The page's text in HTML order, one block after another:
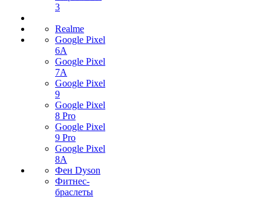
3
Realme
Google Pixel
6A
Google Pixel
7А
Google Pixel
9
Google Pixel
8 Pro
Google Pixel
9 Pro
Google Pixel
8A
Фен Dyson
Фитнес-
браслеты